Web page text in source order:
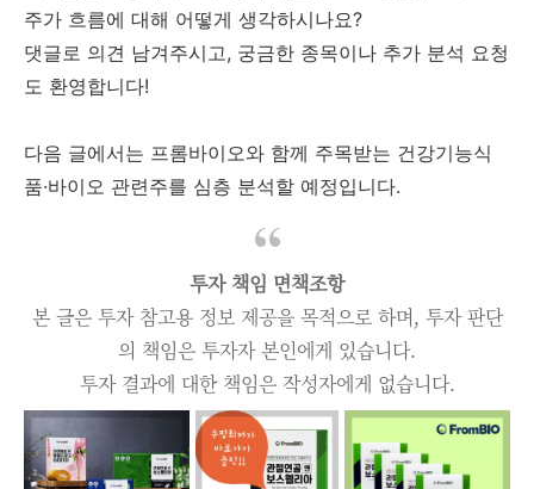
주가 흐름에 대해 어떻게 생각하시나요?
댓글로 의견 남겨주시고, 궁금한 종목이나 추가 분석 요청
도 환영합니다!
다음 글에서는 프롬바이오와 함께 주목받는 건강기능식
품·바이오 관련주를 심층 분석할 예정입니다.
투자 책임 면책조항
본 글은 투자 참고용 정보 제공을 목적으로 하며, 투자 판단
의 책임은 투자자 본인에게 있습니다.
투자 결과에 대한 책임은 작성자에게 없습니다.